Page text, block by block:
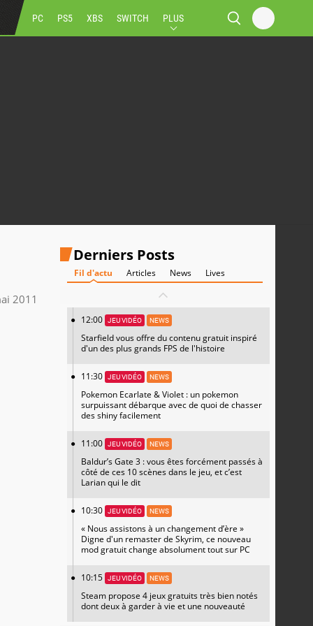
PC PS5 XBS SWITCH PLUS
2011
Derniers Posts
Fil d'actu Articles News Lives
12:00 JEU VIDÉO NEWS
Starfield vous offre du contenu gratuit inspiré
d'un des plus grands FPS de l'histoire
11:30 JEU VIDÉO NEWS
Pokemon Ecarlate & Violet : un pokemon
surpuissant débarque avec de quoi de chasser
des shiny facilement
11:00 JEU VIDÉO NEWS
Baldur’s Gate 3 : vous êtes forcément passés à
côté de ces 10 scènes dans le jeu, et c’est
Larian qui le dit
10:30 JEU VIDÉO NEWS
« Nous assistons à un changement d’ère »
Digne d'un remaster de Skyrim, ce nouveau
mod gratuit change absolument tout sur PC
10:15 JEU VIDÉO NEWS
Steam propose 4 jeux gratuits très bien notés
dont deux à garder à vie et une nouveauté